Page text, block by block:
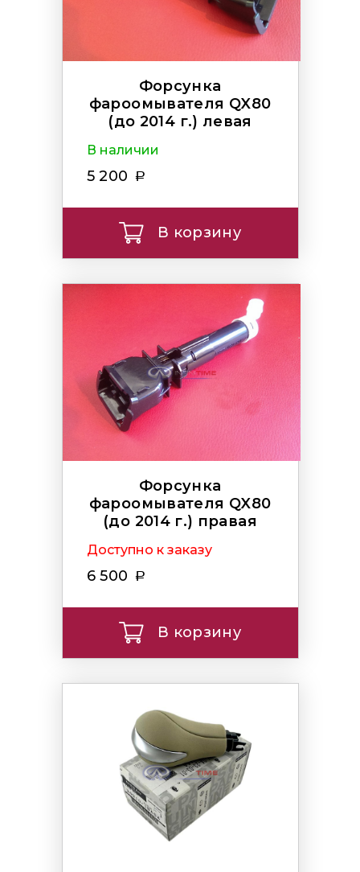
Форсунка
фароомывателя QX80
(до 2014 г.) левая
В наличии
5 200
В корзину
Форсунка
фароомывателя QX80
(до 2014 г.) правая
Доступно к заказу
6 500
В корзину